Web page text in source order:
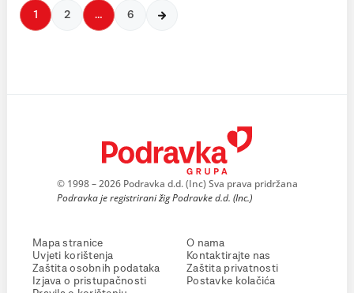
1 2 … 6
© 1998 – 2026 Podravka d.d. (Inc) Sva prava pridržana
Podravka je registrirani žig Podravke d.d. (Inc.)
Mapa stranice
Uvjeti korištenja
Zaštita osobnih podataka
Izjava o pristupačnosti
O nama
Kontaktirajte nas
Zaštita privatnosti
Postavke kolačića